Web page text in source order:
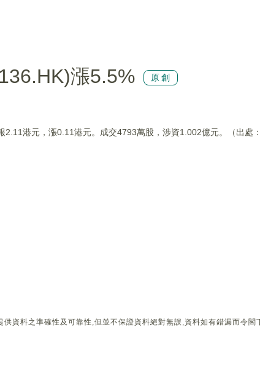
漲5.5% 原創
港元，漲0.11港元。成交4793萬股，涉資1.002億元。（出處
資料之準確性及可靠性,但並不保證資料絕對無誤,資料如有錯漏而令閣